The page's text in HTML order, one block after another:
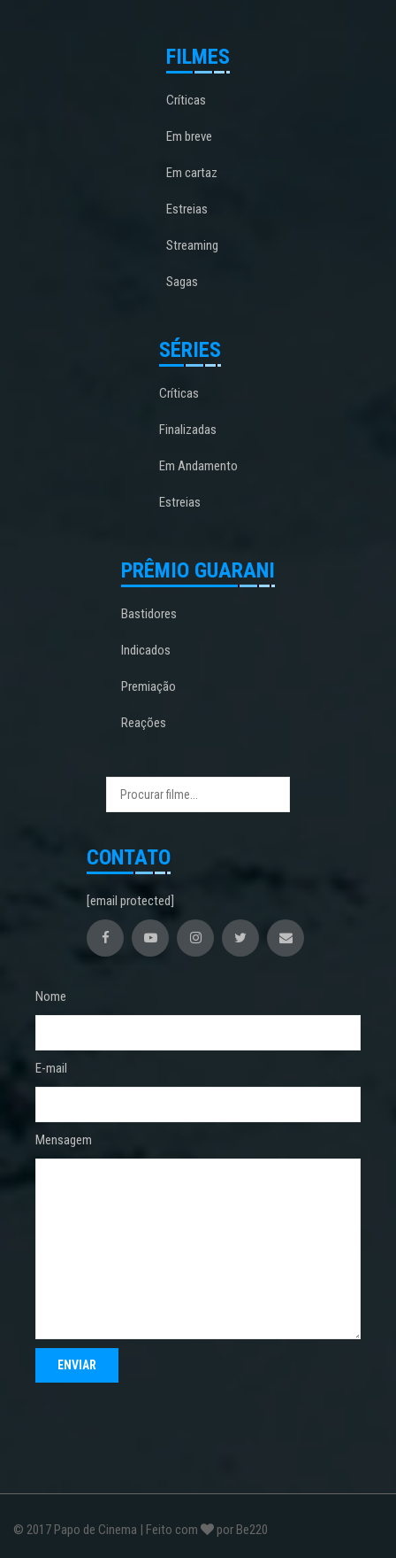
FILMES
Críticas
Em breve
Em cartaz
Estreias
Streaming
Sagas
SÉRIES
Críticas
Finalizadas
Em Andamento
Estreias
PRÊMIO GUARANI
Bastidores
Indicados
Premiação
Reações
CONTATO
[email protected]
Nome
E-mail
Mensagem
© 2017 Papo de Cinema | Feito com por Be220